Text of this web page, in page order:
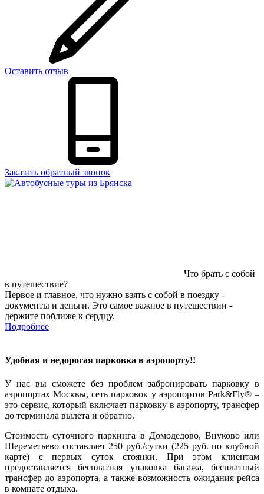
Оставить отзыв
Заказать обратный звонок
Что брать с собой
в путешествие?
Первое и главное, что нужно взять с собой в поездку -
документы и деньги. Это самое важное в путешествии -
держите поближе к сердцу.
Подробнее
Удобная и недорогая парковка в аэропорту!!
У нас вы сможете без проблем забронировать парковку в
аэропортах Москвы, сеть парковок у аэропортов Park&Fly® –
это сервис, который включает парковку в аэропорту, трансфер
до терминала вылета и обратно.
Стоимость суточного паркинга в Домодедово, Внуково или
Шереметьево составляет 250 руб./сутки (225 руб. по клубной
карте) с первых суток стоянки. При этом клиентам
предоставляется бесплатная упаковка багажа, бесплатный
трансфер до аэропорта, а также возможность ожидания рейса
в комнате отдыха.